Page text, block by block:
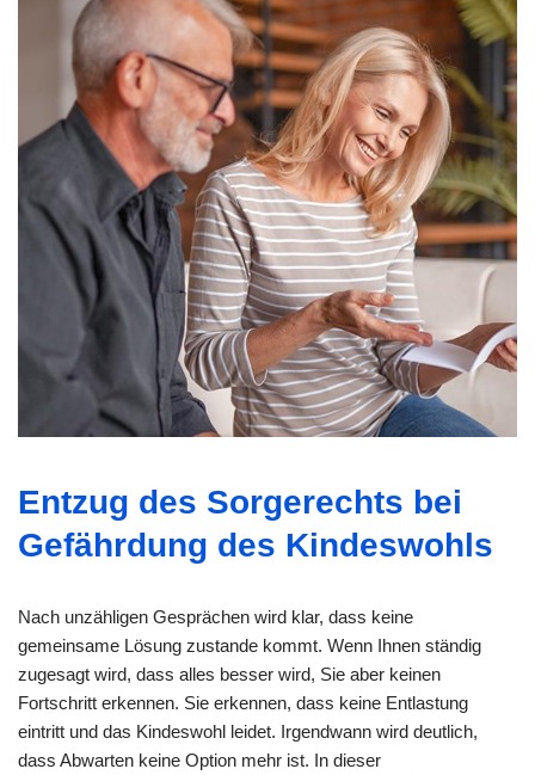
Entzug des Sorgerechts bei
Gefährdung des Kindeswohls
Nach unzähligen Gesprächen wird klar, dass keine
gemeinsame Lösung zustande kommt. Wenn Ihnen ständig
zugesagt wird, dass alles besser wird, Sie aber keinen
Fortschritt erkennen. Sie erkennen, dass keine Entlastung
eintritt und das Kindeswohl leidet. Irgendwann wird deutlich,
dass Abwarten keine Option mehr ist. In dieser